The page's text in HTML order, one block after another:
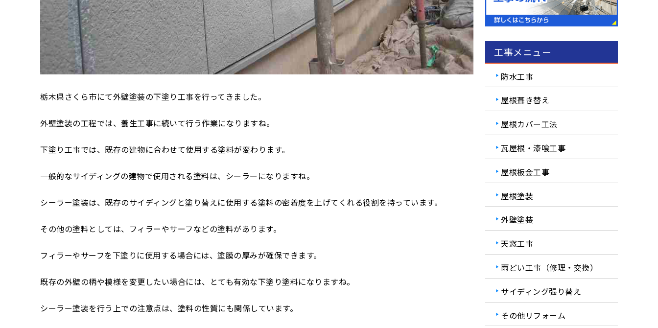
栃木県さくら市にて外壁塗装の下塗り工事を行ってきました。
外壁塗装の工程では、養生工事に続いて行う作業になりますね。
下塗り工事では、既存の建物に合わせて使用する塗料が変わります。
一般的なサイディングの建物で使用される塗料は、シーラーになりますね。
シーラー塗装は、既存のサイディングと塗り替えに使用する塗料の密着度を上げてくれる役割を持っています。
その他の塗料としては、フィラーやサーフなどの塗料があります。
フィラーやサーフを下塗りに使用する場合には、塗膜の厚みが確保できます。
既存の外壁の柄や模様を変更したい場合には、とても有効な下塗り塗料になりますね。
シーラー塗装を行う上での注意点は、塗料の性質にも関係しています。
工事メニュー
防水工事
屋根葺き替え
屋根カバー工法
瓦屋根・漆喰工事
屋根板金工事
屋根塗装
外壁塗装
天窓工事
雨どい工事（修理・交換）
サイディング張り替え
その他リフォーム